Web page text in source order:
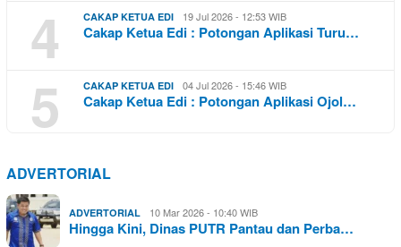
4 CAKAP KETUA EDI 19 Jul 2026 - 12:53 WIB
Cakap Ketua Edi : Potongan Aplikasi Turu…
5 CAKAP KETUA EDI 04 Jul 2026 - 15:46 WIB
Cakap Ketua Edi : Potongan Aplikasi Ojol…
ADVERTORIAL
ADVERTORIAL 10 Mar 2026 - 10:40 WIB
Hingga Kini, Dinas PUTR Pantau dan Perba…